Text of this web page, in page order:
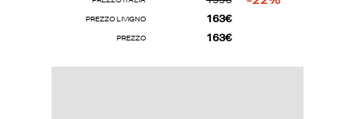
PREZZO LIVIGNO 163€
PREZZO 163€